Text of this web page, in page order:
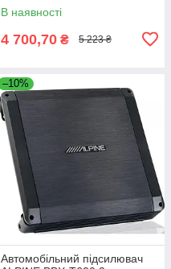
В наявності
4 700,70 ₴ 5 223 ₴
–10%
Автомобільний підсилювач